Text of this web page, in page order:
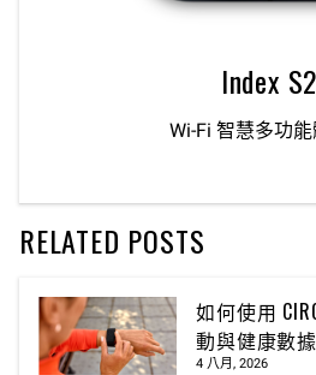
Index S2
Wi-Fi 智慧多功
RELATED POSTS
如何使用
動與健康數據
4 八月, 2026